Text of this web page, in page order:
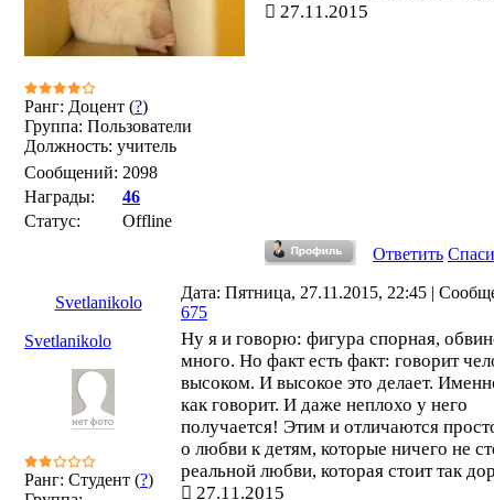
Ранг: Доцент (?)
Группа: Пользователи
Должность: учитель
Сообщений: 2098
Награды:
46
Статус:
Offline
27.11.2015
Ответить
Svetlanikolo
Дата: Пятница, 27.11.2015, 22:45 |
675
Svetlanikolo
Ранг: Студент (?)
Ну я и говорю: фигура спорная,
много. Но факт есть факт: говорит
высоком. И высокое это делает.
как говорит. И даже неплохо у него
получается! Этим и отличаются
о любви к детям, которые ничего не
реальной любви, которая стоит так
27.11.2015